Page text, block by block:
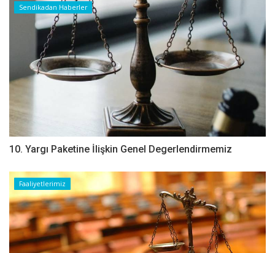
Sendikadan Haberler
10. Yargı Paketine İlişkin Genel Degerlendirmemiz
Faaliyetlerimiz